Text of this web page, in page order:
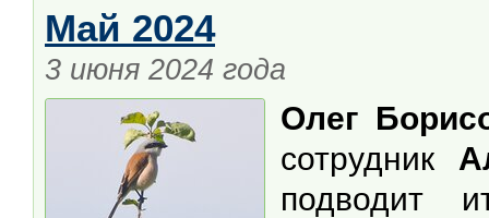
Май 2024
3 июня 2024 года
Олег
сотрудник
подводит